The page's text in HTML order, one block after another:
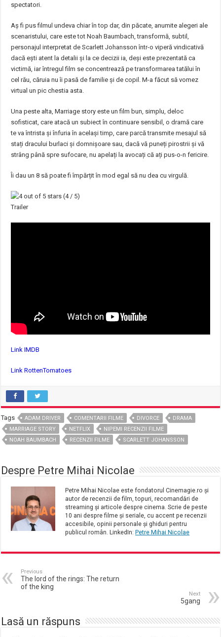
spectatori.
Aș fi pus filmul undeva chiar în top dar, din păcate, anumite alegeri ale
scenaristului, care este tot Noah Baumbach, transformă, subtil,
personajul interpretat de Scarlett Johansson într-o viperă vindicativă
dacă ești atent la detalii și la ce decizii ia, deși este prezentată ca
victimă, iar întregul film se concentrează pe transformarea tatălui în
cel rău, căruia nu îi pasă de familie și de copil. M-a făcut să vomez
virtual un pic chestia asta.
Una peste alta, Marriage story este un film bun, simplu, deloc
sofisticat, care atacă un subiect în continuare sensibil, o dramă care
te va întrista și înfuria în același timp, care parcă transmite mesajul să
stați dracului burlaci și domnișoare sau, dacă vă puneți pirostrii și vă
strâng până spre sufocare, nu apelați la avocați că ați pus-o-n fericire.
Îi dau un 8 să poate fi împărțit în mod egal să nu dea cu virgulă.
(4 / 5)
Trailer
Link IMDB
Link RottenTomatoes
Tags ADAM DRIVER COMENTARII FILME DIVORCE
DRAMA
MARRIAGE STORY
NETFLIX
NIPEMI RECENZII FILME
NOAH BAUMBACH
RECENZII FILME SCARLETT JOHANSSON
Despre Petre Mihai Nicolae
Petre Mihai Nicolae este fondatorul Cinemagie.ro și
autor de recenzii de film, topuri, recomandări de
streaming și articole despre cinema. Scrie de peste
10 ani despre filme și seriale, cu accent pe recenzii
accesibile, opinii personale și ghiduri pentru
publicul român. LinkedIn: Petre Mihai Nicolae
Previous
The lord of the rings: The return
of the king
Next
5gang
Lasă un răspuns